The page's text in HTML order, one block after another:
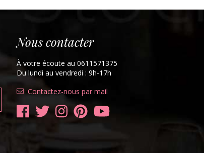
Nous contacter
À votre écoute au 0611571375
Du lundi au vendredi : 9h-17h
Contactez-nous par mail